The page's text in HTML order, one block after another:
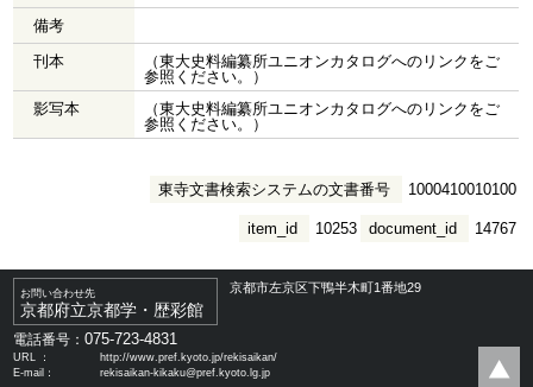
備考
刊本
（東大史料編纂所ユニオンカタログへのリンクをご
参照ください。）
影写本
（東大史料編纂所ユニオンカタログへのリンクをご
参照ください。）
東寺文書検索システムの文書番号 1000410010100
document_id 14767
item_id 10253
お問い合わせ先
京都府立京都学・歴彩館
京都市左京区下鴨半木町1番地29
電話番号：075-723-4831
URL ：
http://www.pref.kyoto.jp/rekisaikan/
E-mail：
rekisaikan-kikaku@pref.kyoto.lg.jp